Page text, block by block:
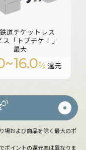
道チケットレス
ス「トブチケ！」
最大
~16.0% 還元
場および商品を除く最大のポ
ポイントの還元率は異なりま